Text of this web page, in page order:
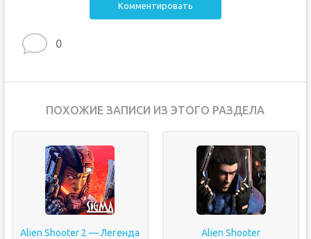
Комментировать
0
ПОХОЖИЕ ЗАПИСИ ИЗ ЭТОГО РАЗДЕЛА
Alien Shooter 2 — Легенда Alien Shooter